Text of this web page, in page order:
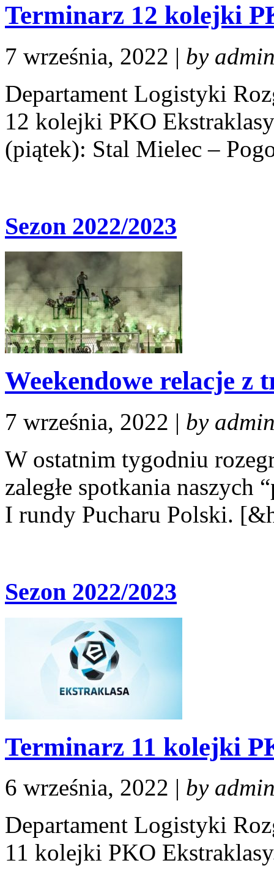
Terminarz 12 kolejki
7 września, 2022 | by
Departament Logistyki
12 kolejki PKO
(piątek): Stal Mielec –
Sezon 2022/2023
Weekendowe relacje z
7 września, 2022 | by
W ostatnim tygodniu
zaległe spotkania naszych
I rundy Pucharu Polski.
Sezon 2022/2023
Terminarz 11 kolejki
6 września, 2022 | by
Departament Logistyki
11 kolejki PKO